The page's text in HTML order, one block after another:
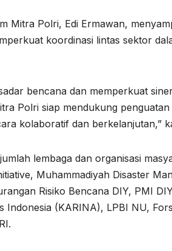
Mitra Polri, Edi Ermawan,
koordinasi lintas sektor
bencana dan memperkuat
Polri siap mendukung penguatan
kolaboratif dan berkelanjutan,”
lembaga dan organisasi
Muhammadiyah Disaster
Risiko Bencana DIY, PMI
(KARINA), LPBI NU,